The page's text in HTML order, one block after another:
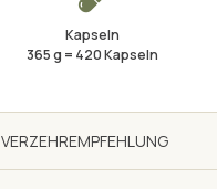
Kapseln
365 g = 420 Kapseln
VERZEHREMPFEHLUNG